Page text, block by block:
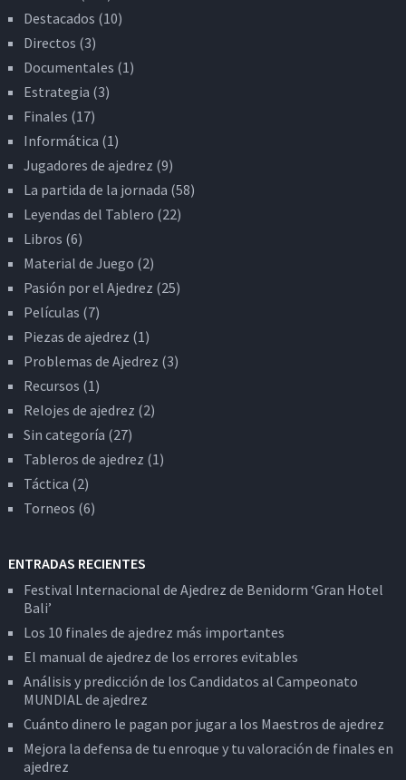
Destacados (10)
Directos (3)
Documentales (1)
Estrategia (3)
Finales (17)
Informática (1)
Jugadores de ajedrez (9)
La partida de la jornada (58)
Leyendas del Tablero (22)
Libros (6)
Material de Juego (2)
Pasión por el Ajedrez (25)
Películas (7)
Piezas de ajedrez (1)
Problemas de Ajedrez (3)
Recursos (1)
Relojes de ajedrez (2)
Sin categoría (27)
Tableros de ajedrez (1)
Táctica (2)
Torneos (6)
ENTRADAS RECIENTES
Festival Internacional de Ajedrez de Benidorm ‘Gran Hotel
Bali’
Los 10 finales de ajedrez más importantes
El manual de ajedrez de los errores evitables
Análisis y predicción de los Candidatos al Campeonato
MUNDIAL de ajedrez
Cuánto dinero le pagan por jugar a los Maestros de ajedrez
Mejora la defensa de tu enroque y tu valoración de finales en
ajedrez